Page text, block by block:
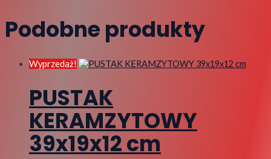
Podobne produkty
Wyprzedaż!
PUSTAK
KERAMZYTOWY
39x19x12 cm